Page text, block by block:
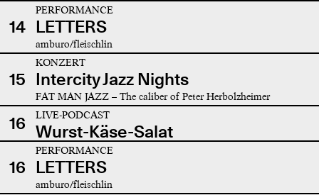
14
PERFORMANCE
LETTERS
amburo/fleischlin
15
KONZERT
Intercity Jazz Nights
FAT MAN JAZZ – The caliber of Peter Herbolzheimer
16 LIVE-PODCAST
Wurst-Käse-Salat
16
PERFORMANCE
LETTERS
amburo/fleischlin